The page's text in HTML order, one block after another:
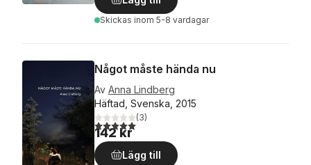
Skickas inom 5-8 vardagar
Något måste hända nu
Av Anna Lindberg
Häftad, Svenska, 2015
5,0utav 5 stjärnor. Totalt antal röster:
(3)
142 kr
Lägg till